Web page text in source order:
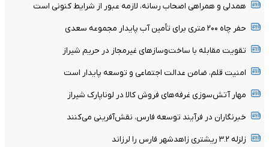
همدلی و همراهی اصحاب رسانه، لازمه عبور از شرایط کنونی است
حفر چاه ۲۰۰ متری برای تأمین آب پایدار مجموعه سعدی
تقویت مقابله با ساخت‌وسازهای غیرمجاز در حریم شیراز
امنیت قلم، ضامن عدالت اجتماعی و توسعه پایدار است
مهار آتش‌سوزی غرفه‌های فروش کالا در لوناپارک شیراز
خبرنگاران در فرآیند توسعه فارس، نقش‌آفرینی می‌کنند
زلزله ۳.۲ ریشتری زاهدشهر فارس را لرزاند